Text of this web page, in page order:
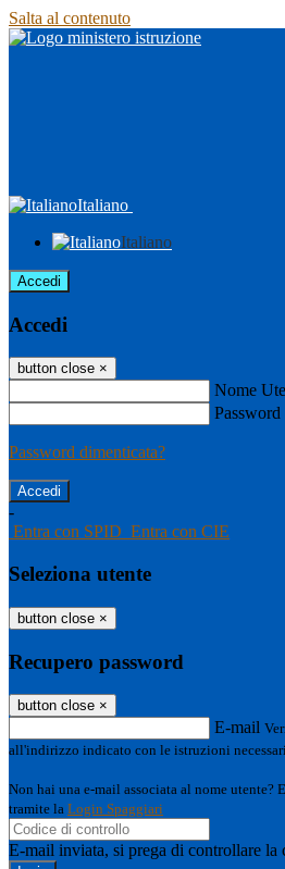
Salta al contenuto
Italiano
Italiano
Accedi
Accedi
button close ×
Nome
Password
Password dimenticata?
-
Entra con SPID Entra con CIE
Seleziona utente
button close ×
Recupero password
button close ×
E-mail
all'indirizzo indicato con le istruzioni
Non hai una e-mail associata al nome utente?
tramite la Login Spaggiari
E-mail inviata, si prega di controllare la